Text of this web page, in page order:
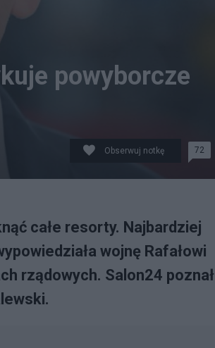
powyborcze
Obserwuj notkę 72
całe resorty. Najbardziej
wojnę Rafałowi
rządowych. Salon24 poznał